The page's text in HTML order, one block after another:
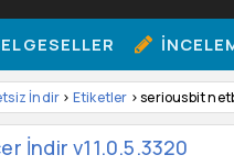
İndir > Etiketler > seriousbit
İndir v11.0.5.3320